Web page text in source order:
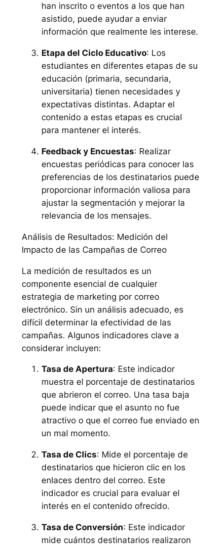
han inscrito o eventos a los que han
asistido, puede ayudar a enviar
información que realmente les interese.
Etapa del Ciclo Educativo: Los
estudiantes en diferentes etapas de su
educación (primaria, secundaria,
universitaria) tienen necesidades y
expectativas distintas. Adaptar el
contenido a estas etapas es crucial
para mantener el interés.
Feedback y Encuestas: Realizar
encuestas periódicas para conocer las
preferencias de los destinatarios puede
proporcionar información valiosa para
ajustar la segmentación y mejorar la
relevancia de los mensajes.
Análisis de Resultados: Medición del
Impacto de las Campañas de Correo
La medición de resultados es un
componente esencial de cualquier
estrategia de marketing por correo
electrónico. Sin un análisis adecuado, es
difícil determinar la efectividad de las
campañas. Algunos indicadores clave a
considerar incluyen:
Tasa de Apertura: Este indicador
muestra el porcentaje de destinatarios
que abrieron el correo. Una tasa baja
puede indicar que el asunto no fue
atractivo o que el correo fue enviado en
un mal momento.
Tasa de Clics: Mide el porcentaje de
destinatarios que hicieron clic en los
enlaces dentro del correo. Este
indicador es crucial para evaluar el
interés en el contenido ofrecido.
Tasa de Conversión: Este indicador
mide cuántos destinatarios realizaron